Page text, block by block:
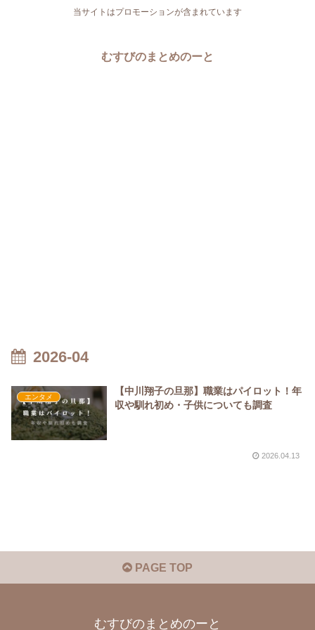
当サイトはプロモーションが含まれています
むすびのまとめのーと
2026-04
エンタメ
【中川翔子の旦那】職業はパイロット！年
収や馴れ初め・子供についても調査
2026.04.13
PAGE TOP
むすびのまとめのーと